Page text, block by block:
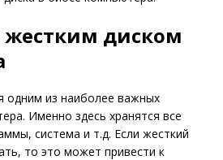
диском
одним из наиболее важных
Именно здесь хранятся все
система и т.д. Если жесткий
то это может привести к